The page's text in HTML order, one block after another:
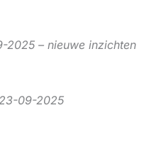
– nieuwe inzichten
09-2025